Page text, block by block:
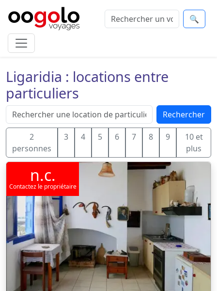
🔍
Ligaridia : locations entre
particuliers
Rechercher
2
personnes
3 4 5 6 7 8 9
10 et
plus
n.c.
Contactez le propriétaire